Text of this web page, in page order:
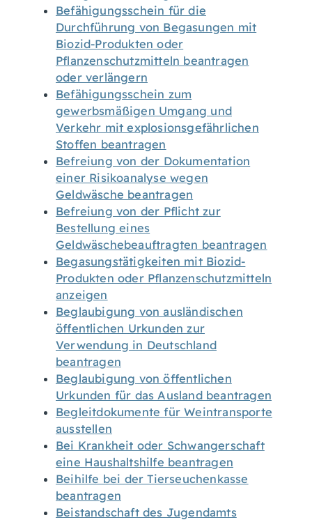
Befähigungsschein für die
Durchführung von Begasungen mit
Biozid-Produkten oder
Pflanzenschutzmitteln beantragen
oder verlängern
Befähigungsschein zum
gewerbsmäßigen Umgang und
Verkehr mit explosionsgefährlichen
Stoffen beantragen
Befreiung von der Dokumentation
einer Risikoanalyse wegen
Geldwäsche beantragen
Befreiung von der Pflicht zur
Bestellung eines
Geldwäschebeauftragten beantragen
Begasungstätigkeiten mit Biozid-
Produkten oder Pflanzenschutzmitteln
anzeigen
Beglaubigung von ausländischen
öffentlichen Urkunden zur
Verwendung in Deutschland
beantragen
Beglaubigung von öffentlichen
Urkunden für das Ausland beantragen
Begleitdokumente für Weintransporte
ausstellen
Bei Krankheit oder Schwangerschaft
eine Haushaltshilfe beantragen
Beihilfe bei der Tierseuchenkasse
beantragen
Beistandschaft des Jugendamts